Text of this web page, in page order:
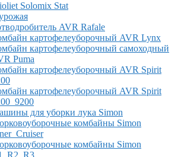
Solomix Stat
AVR Rafale
картофелеуборочный AVR Lynx
картофелеуборочный самоходный
Puma
картофелеуборочный AVR Spirit
картофелеуборочный AVR Spirit
для уборки лука Simon
комбайны Simon
комбайны Simon